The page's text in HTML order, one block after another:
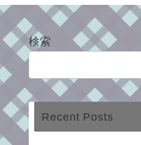
検索
Recent Posts